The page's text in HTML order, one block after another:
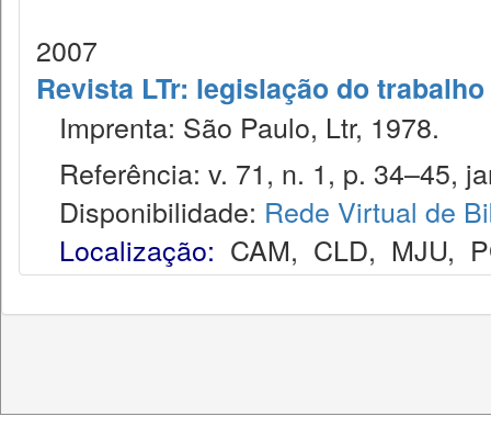
2007
Revista LTr: legislação do trabalho
Imprenta: São Paulo, Ltr, 1978.
Referência: v. 71, n. 1, p. 34–45,
Disponibilidade: Rede Virtual de
Localização: CAM, CLD, MJU,